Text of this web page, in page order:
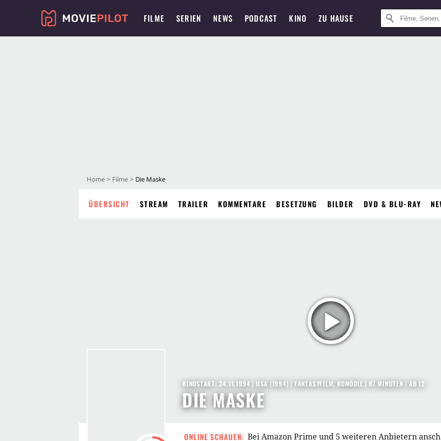
FILME SERIEN NEWS PODCAST KINO ZU HAUSE
Home Filme Die Maske
ÜBERSICHT STREAM TRAILER KOMMENTARE BESETZUNG BILDER DVD & BLU-RAY
DIE MASKE
KINOSTART: 24.11.1994 | USA (1994) | FANTASYFILM, KOMÖDIE | 97 MINUTEN | AB 12
ONLINE SCHAUEN: Bei Amazon Prime und 5 weiteren Anbietern